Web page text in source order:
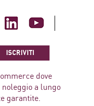
ISCRIVITI
dove
a lungo
garantite.